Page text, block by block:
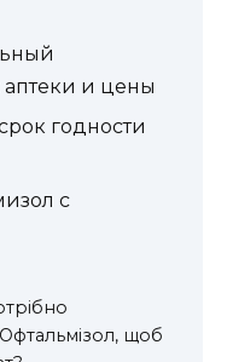
и цены
годности
с
щоб